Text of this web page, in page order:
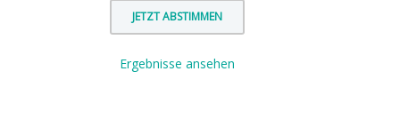
Ergebnisse ansehen